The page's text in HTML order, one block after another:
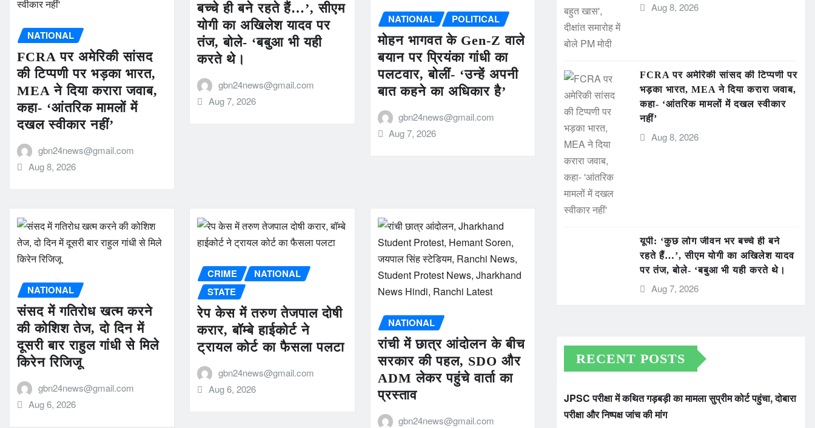
NATIONAL
FCRA पर अमेरिकी सांसद
की टिप्पणी पर भड़का भारत,
MEA ने दिया करारा जवाब,
कहा- ‘आंतरिक मामलों में
दखल स्वीकार नहीं’
gbn24news@gmail.com
Aug 8, 2026
बच्चे ही बने रहते हैं…’, सीएम
योगी का अखिलेश यादव पर
तंज, बोले- ‘बबुआ भी यही
करते थे।
gbn24news@gmail.com
Aug 7, 2026
NATIONAL POLITICAL
मोहन भागवत के Gen-Z वाले
बयान पर प्रियंका गांधी का
पलटवार, बोलीं- ‘उन्हें अपनी
बात कहने का अधिकार है’
gbn24news@gmail.com
Aug 7, 2026
NATIONAL
संसद में गतिरोध खत्म करने
की कोशिश तेज, दो दिन में
दूसरी बार राहुल गांधी से मिले
किरेन रिजिजू
gbn24news@gmail.com
Aug 6, 2026
CRIME
NATIONAL
STATE
रेप केस में तरुण तेजपाल दोषी
करार, बॉम्बे हाईकोर्ट ने
ट्रायल कोर्ट का फैसला पलटा
gbn24news@gmail.com
Aug 6, 2026
NATIONAL
रांची में छात्र आंदोलन के बीच
सरकार की पहल, SDO और
ADM लेकर पहुंचे वार्ता का
प्रस्ताव
gbn24news@gmail.com
Aug 8, 2026
FCRA पर अमेरिकी सांसद की टिप्पणी पर
भड़का भारत, MEA ने दिया करारा जवाब,
कहा- ‘आंतरिक मामलों में दखल स्वीकार
नहीं’
Aug 8, 2026
यूपी: ‘कुछ लोग जीवन भर बच्चे ही बने
रहते हैं…’, सीएम योगी का अखिलेश यादव
पर तंज, बोले- ‘बबुआ भी यही करते थे।
Aug 7, 2026
RECENT POSTS
JPSC परीक्षा में कथित गड़बड़ी का मामला सुप्रीम कोर्ट पहुंचा, दोबारा
परीक्षा और निष्पक्ष जांच की मांग